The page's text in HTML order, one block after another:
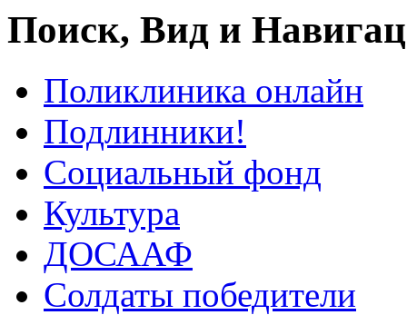
Поиск, Вид и
Поликлиника онлайн
Подлинники!
Социальный фонд
Культура
ДОСААФ
Солдаты победители